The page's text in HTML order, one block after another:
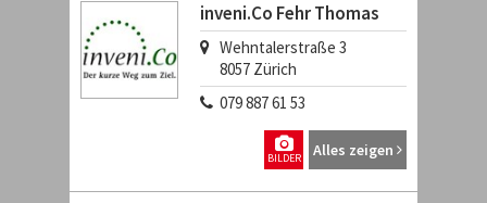
inveni.Co Fehr Thomas
Wehntalerstraße 3
8057 Zürich
079 887 61 53
Alles zeigen
BILDER